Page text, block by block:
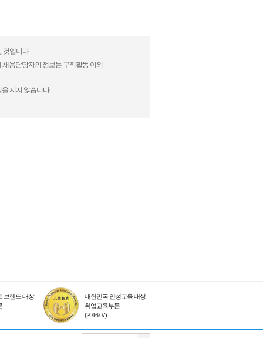
것입니다.
용담당자의 정보는 구직활동 이외
지지 않습니다.
브랜드 대상
대한민국 인성교육 대상
취업교육부문
(2016.07)